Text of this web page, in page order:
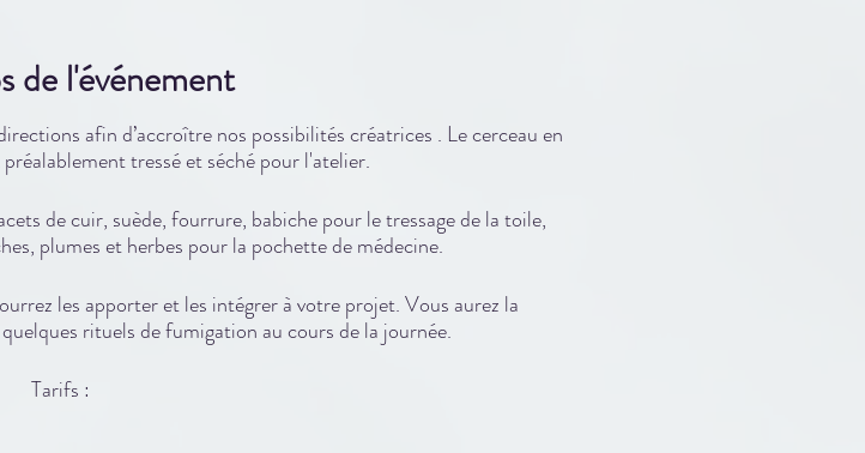
de l'événement
afin d’accroître nos possibilités créatrices . Le cerceau en
tressé et séché pour l'atelier.
de cuir, suède, fourrure, babiche pour le tressage de la toile,
plumes et herbes pour la pochette de médecine.
les apporter et les intégrer à votre projet. Vous aurez la
rituels de fumigation au cours de la journée.
Tarifs :